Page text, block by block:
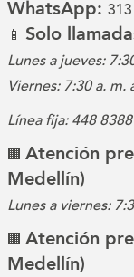
WhatsApp:
📱 Solo
Lunes a jueves:
Viernes: 7:30 a. m.
Línea fija: 448
🏢 Atención
Medellín)
Lunes a viernes:
🏢 Atención
Medellín)